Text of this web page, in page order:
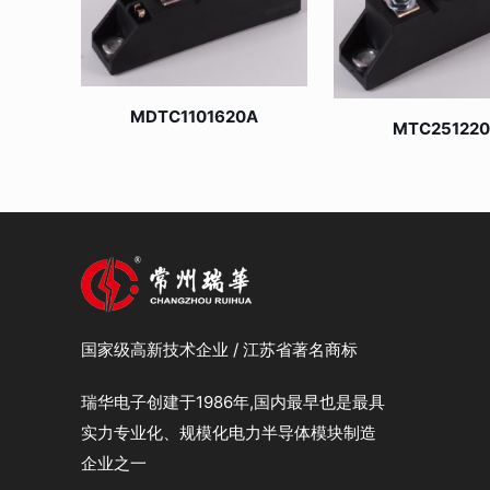
MDTC1101620A
国家级高新技术企业 / 江苏省著名商标
瑞华电子创建于1986年,国内最早也是最具
实力专业化、规模化电力半导体模块制造
企业之一